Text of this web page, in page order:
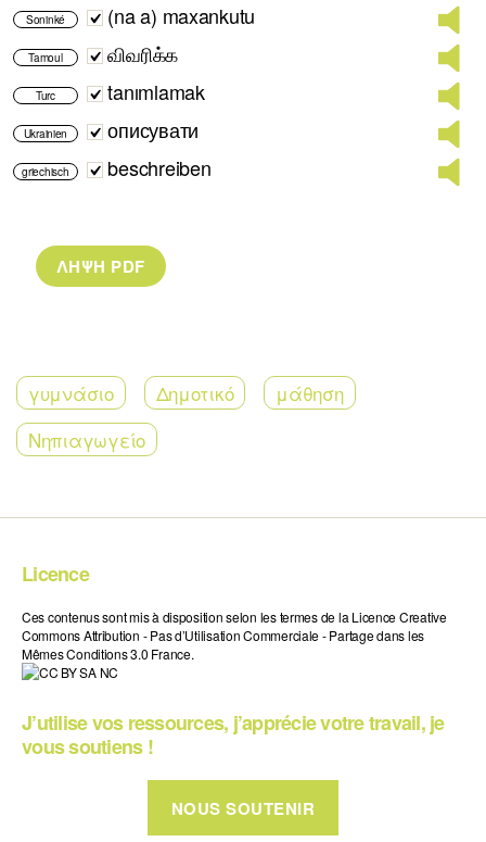
Soninké (na a) maxankutu
Tamoul விவரிக்க
Turc tanımlamak
Ukrainien описувати
griechisch beschreiben
γυμνάσιο Δημοτικό
μάθηση
Νηπιαγωγείο
Licence
Ces contenus sont mis à disposition selon les termes de la Licence Creative
Commons Attribution - Pas d’Utilisation Commerciale - Partage dans les
Mêmes Conditions 3.0 France.
J’utilise vos ressources, j’apprécie votre travail, je
vous soutiens !
NOUS SOUTENIR